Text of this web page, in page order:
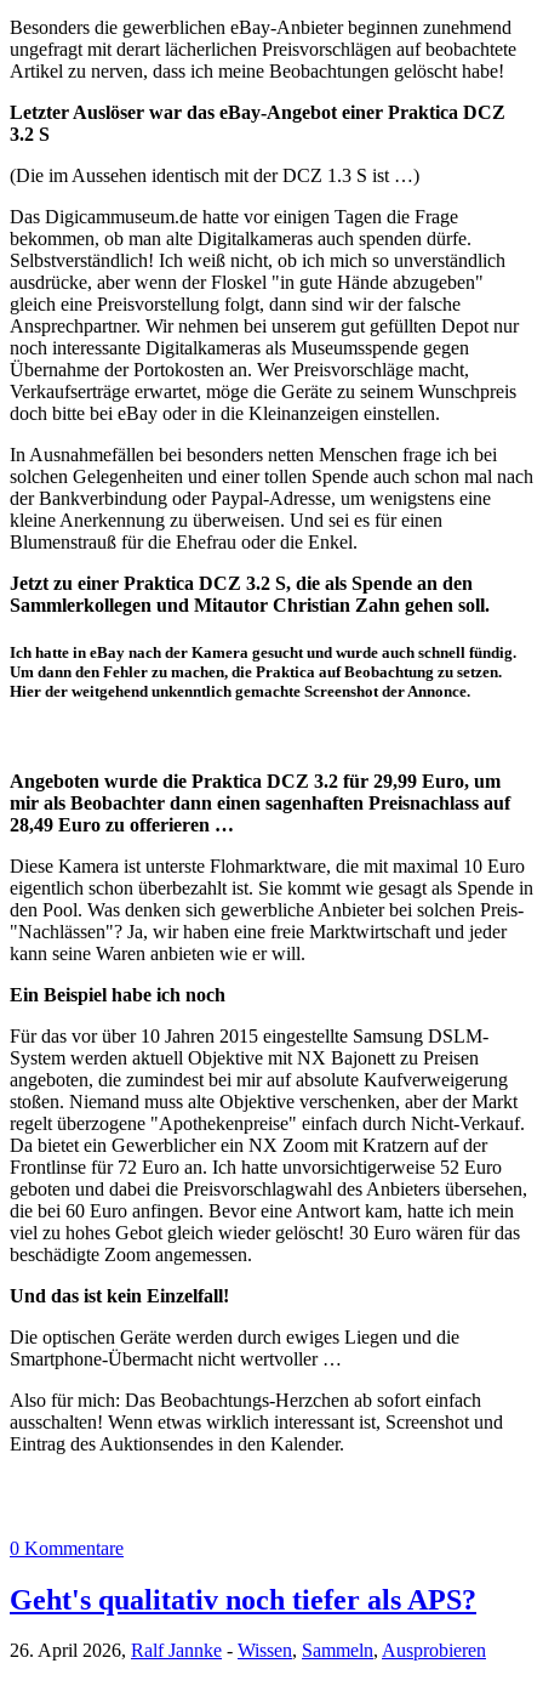
Besonders die gewerblichen eBay-Anbieter beginnen zunehmend
ungefragt mit derart lächerlichen Preisvorschlägen auf beobachtete
Artikel zu nerven, dass ich meine Beobachtungen gelöscht habe!
Letzter Auslöser war das eBay-Angebot einer Praktica DCZ
3.2 S
(Die im Aussehen identisch mit der DCZ 1.3 S ist …)
Das Digicammuseum.de hatte vor einigen Tagen die Frage
bekommen, ob man alte Digitalkameras auch spenden dürfe.
Selbstverständlich! Ich weiß nicht, ob ich mich so unverständlich
ausdrücke, aber wenn der Floskel "in gute Hände abzugeben"
gleich eine Preisvorstellung folgt, dann sind wir der falsche
Ansprechpartner. Wir nehmen bei unserem gut gefüllten Depot nur
noch interessante Digitalkameras als Museumsspende gegen
Übernahme der Portokosten an. Wer Preisvorschläge macht,
Verkaufserträge erwartet, möge die Geräte zu seinem Wunschpreis
doch bitte bei eBay oder in die Kleinanzeigen einstellen.
In Ausnahmefällen bei besonders netten Menschen frage ich bei
solchen Gelegenheiten und einer tollen Spende auch schon mal nach
der Bankverbindung oder Paypal-Adresse, um wenigstens eine
kleine Anerkennung zu überweisen. Und sei es für einen
Blumenstrauß für die Ehefrau oder die Enkel.
Jetzt zu einer Praktica DCZ 3.2 S, die als Spende an den
Sammlerkollegen und Mitautor Christian Zahn gehen soll.
Ich hatte in eBay nach der Kamera gesucht und wurde auch schnell fündig.
Um dann den Fehler zu machen, die Praktica auf Beobachtung zu setzen.
Hier der weitgehend unkenntlich gemachte Screenshot der Annonce.
Angeboten wurde die Praktica DCZ 3.2 für 29,99 Euro, um
mir als Beobachter dann einen sagenhaften Preisnachlass auf
28,49 Euro zu offerieren …
Diese Kamera ist unterste Flohmarktware, die mit maximal 10 Euro
eigentlich schon überbezahlt ist. Sie kommt wie gesagt als Spende in
den Pool. Was denken sich gewerbliche Anbieter bei solchen Preis-
"Nachlässen"? Ja, wir haben eine freie Marktwirtschaft und jeder
kann seine Waren anbieten wie er will.
Ein Beispiel habe ich noch
Für das vor über 10 Jahren 2015 eingestellte Samsung DSLM-
System werden aktuell Objektive mit NX Bajonett zu Preisen
angeboten, die zumindest bei mir auf absolute Kaufverweigerung
stoßen. Niemand muss alte Objektive verschenken, aber der Markt
regelt überzogene "Apothekenpreise" einfach durch Nicht-Verkauf.
Da bietet ein Gewerblicher ein NX Zoom mit Kratzern auf der
Frontlinse für 72 Euro an. Ich hatte unvorsichtigerweise 52 Euro
geboten und dabei die Preisvorschlagwahl des Anbieters übersehen,
die bei 60 Euro anfingen. Bevor eine Antwort kam, hatte ich mein
viel zu hohes Gebot gleich wieder gelöscht! 30 Euro wären für das
beschädigte Zoom angemessen.
Und das ist kein Einzelfall!
Die optischen Geräte werden durch ewiges Liegen und die
Smartphone-Übermacht nicht wertvoller …
Also für mich: Das Beobachtungs-Herzchen ab sofort einfach
ausschalten! Wenn etwas wirklich interessant ist, Screenshot und
Eintrag des Auktionsendes in den Kalender.
0 Kommentare
Geht's qualitativ noch tiefer als APS?
26. April 2026, Ralf Jannke - Wissen, Sammeln, Ausprobieren